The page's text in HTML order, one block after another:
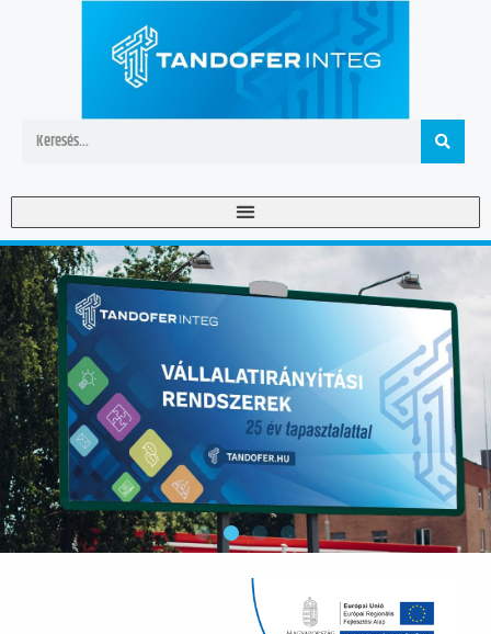
NÖVELD A HOZZÁADOTT ÉRTÉKKEL A